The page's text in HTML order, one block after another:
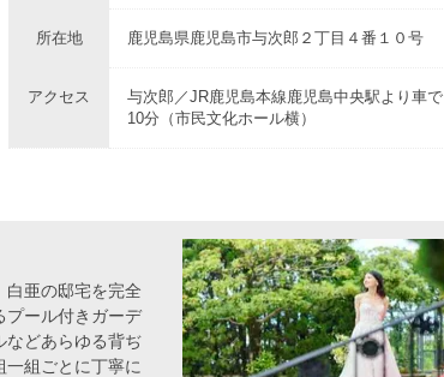
所在地 鹿児島県鹿児島市与次郎２丁目４番１０号
アクセス
与次郎／JR鹿児島本線鹿児島中央駅より車で
10分（市民文化ホール横）
白亜の邸宅を完全
プール付きガーデ
などあらゆる背ぢ
組ごとに丁寧に